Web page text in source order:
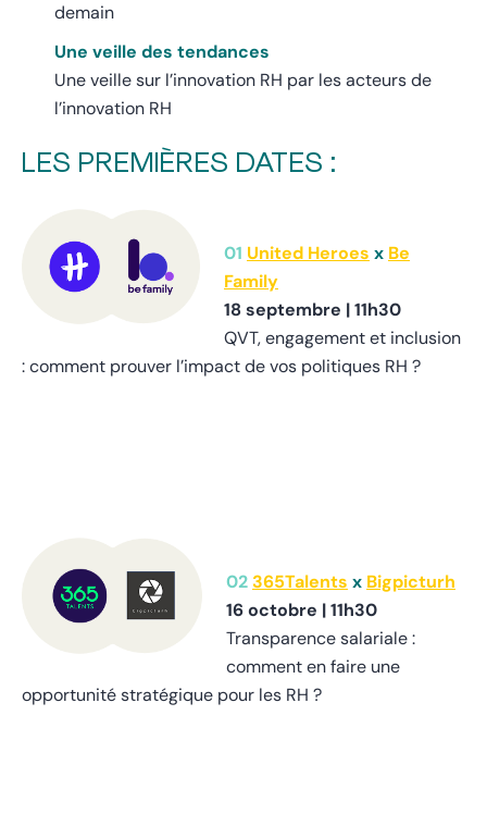
demain
Une veille des tendances
Une veille sur l’innovation RH par les acteurs de
l’innovation RH
LES PREMIÈRES DATES :
01 United Heroes x Be
Family
18 septembre |11h30
QVT, engagement et inclusion
: comment prouver l’impact de vos politiques RH ?
02365Talents x Bigpicturh
16 octobre |11h30
Transparence salariale :
comment en faire une
opportunité stratégique pour les RH ?